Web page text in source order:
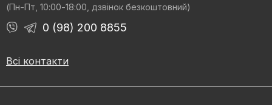
(Пн-Пт, 10:00-18:00, дзвінок безкоштовний)
0 (98) 200 8855
Всі контакти